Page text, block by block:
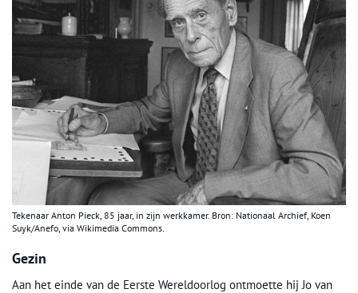
Tekenaar Anton Pieck, 85 jaar, in zijn werkkamer. Bron: Nationaal Archief, Koen
Suyk/Anefo, via Wikimedia Commons.
Gezin
Aan het einde van de Eerste Wereldoorlog ontmoette hij Jo van